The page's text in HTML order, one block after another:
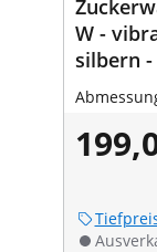
W -
silbern -